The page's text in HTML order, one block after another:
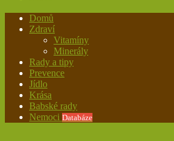
Domů
Zdraví
Vitamíny
Minerály
Rady a tipy
Prevence
Jídlo
Krása
Babské rady
Nemoci Databáze